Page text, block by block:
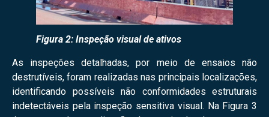
Figura 2: Inspeção visual de ativos
As inspeções detalhadas, por meio de ensaios não
destrutíveis, foram realizadas nas principais localizações,
identificando possíveis não conformidades estruturais
indetectáveis pela inspeção sensitiva visual. Na Figura 3